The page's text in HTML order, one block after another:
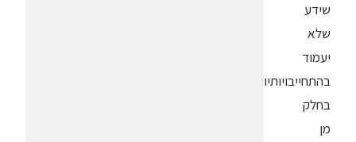
שידע
שלא
יעמוד
בהתחייבויותיו.
בחלק
מן